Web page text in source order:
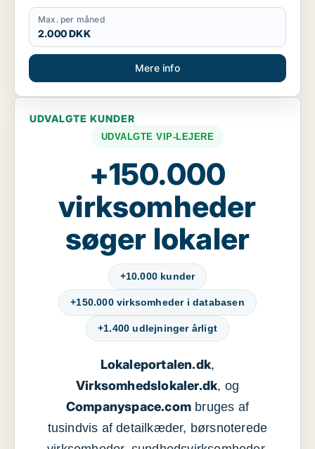
Max. per måned
2.000 DKK
Mere info
UDVALGTE KUNDER
UDVALGTE VIP-LEJERE
+150.000
virksomheder
søger lokaler
+10.000 kunder
+150.000 virksomheder i databasen
+1.400 udlejninger årligt
Lokaleportalen.dk,
Virksomhedslokaler.dk, og
Companyspace.com bruges af
tusindvis af detailkæder, børsnoterede